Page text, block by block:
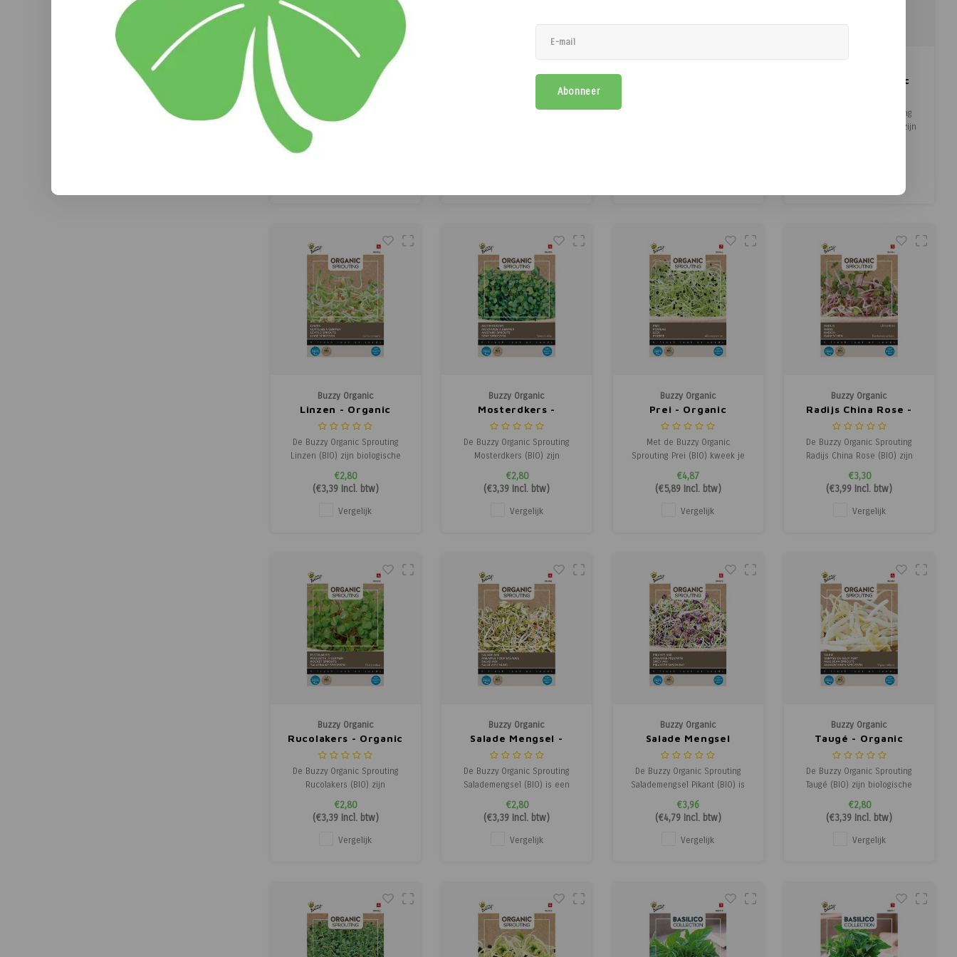
Abonneer
Alfalfa - Organic
Sprouting
De Buzzy Organic Sprouting
Alfalfa (BIO) zijn biologische
luzerne kiemen met een frisse,
milde smaak. Deze populaire
salades, op sandwiches of als
Broccolikers -
Organic Sprouting
vitaminen, antioxidanten en
en mineralen en is ideaal als
Koolrabi - Organic
De Buzzy Organic Sprouting
Koolrabi Blauwpaars (BIO) zijn
kool- en nootachtige smaak en
Buzzy Organic
Linzen - Organic
Sprouting
De Buzzy Organic Sprouting
Linzen (BIO) zijn biologische
linzen kiemen met een zoete
en knapperige smaak. Deze
spruitgroente is veelzijdig en
heerlijk in salades, soepen,
€2,80
(€3,39Incl. btw)
Vergelijk
Buzzy Organic
Mosterdkers -
Organic Sprouting
De Buzzy Organic Sprouting
Mosterdkers (BIO) zijn
biologische mosterd kiemen
met een uitgesproken, pittige
smaak. Deze spruitgroente is
ideaal als broodbeleg bij kaas,
€2,80
(€3,39 Incl. btw)
Vergelijk
Buzzy Organic
Prei - Organic
Sprouting
Met de Buzzy Organic
Sprouting Prei (BIO) kweek je
eenvoudig biologische prei
kiemen met een frisse, licht
pittige preismaak. Deze
spruitgroente is snel en
keuken én geschikt
€4,87
(€5,89Incl. btw)
Vergelijk
Buzzy Organic
Radijs China Rose -
Organic Sprouting
De Buzzy Organic Sprouting
Radijs China Rose (BIO) zijn
biologische radijs kiemen met
een kruidige, lichte smaak.
Deze spruitgroente is ideaal
als toevoeging bij salades,
€3,30
(€3,99 Incl. btw)
Vergelijk
Buzzy Organic
Rucolakers - Organic
Sprouting
De Buzzy Organic Sprouting
Rucolakers (BIO) zijn
biologische rucola kiemen met
een heerlijke nootachtige
smaak en een subtiele
peperige toets. Deze jonge
en voegen een pitti
€2,80
(€3,39Incl. btw)
Vergelijk
Buzzy Organic
Salade Mengsel -
Organic Sprouting
De Buzzy Organic Sprouting
Salademengsel (BIO) is een
biologische mix van kiemen
bestaande uit Taugé,
mungbonen, Alfalfa, Linzen,
Fenegriek en Gele Mosterd. De
en smaakvolle toevoe
€2,80
(€3,39 Incl. btw)
Vergelijk
Buzzy Organic
Salade Mengsel
Pikant - Organic
Sprouting
De Buzzy Organic Sprouting
Salademengsel Pikant (BIO) is
een biologische kiemenmix
met een pittige smaak. Deze
mix bevat Rode Daikon,
Japanse radijs, Rucola, Broccoli
€3,96
(€4,79Incl. btw)
Vergelijk
Buzzy Organic
Taugé - Organic
Sprouting
De Buzzy Organic Sprouting
Taugé (BIO) zijn biologische
mungboon kiemen met een
frisse, knapperige smaak. Deze
spruitgroente is veelzijdig en
heerlijk in roerbakgerechten,
€2,80
(€3,39 Incl. btw)
Vergelijk